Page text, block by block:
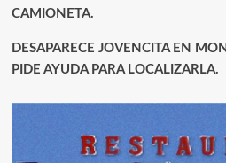
CAMIONETA.
DESAPARECE JOVENCITA EN
PIDE AYUDA PARA LOCALIZARLA.